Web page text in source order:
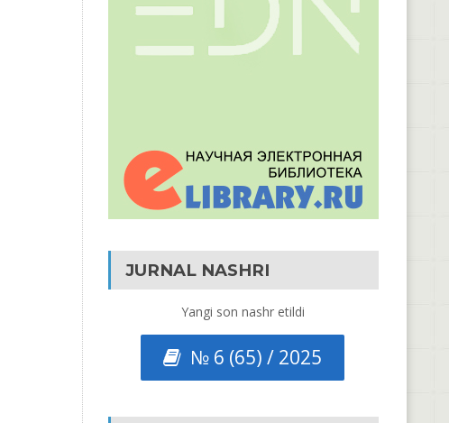
JURNAL NASHRI
Yangi son nashr etildi
№ 6 (65) / 2025